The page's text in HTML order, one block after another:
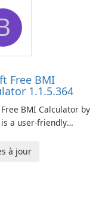
to help businesses
manage their
infrastructure.
Free BMI
1.1.5.364
Free BMI Calculator by
is a user-friendly
to help you
à jour